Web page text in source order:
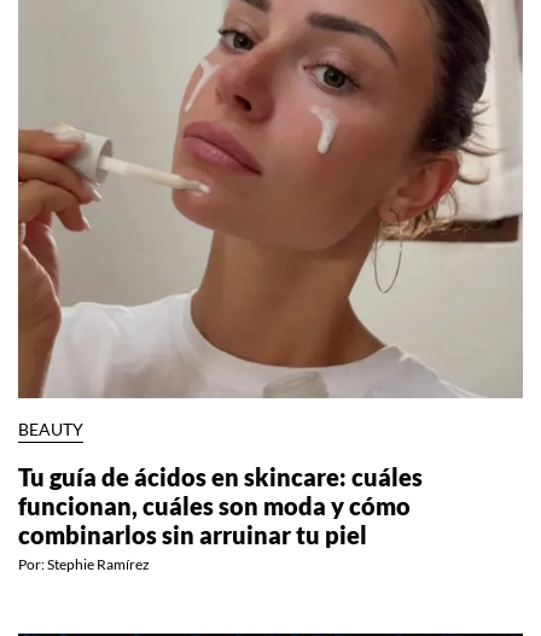
BEAUTY
Tu guía de ácidos en skincare: cuáles
funcionan, cuáles son moda y cómo
combinarlos sin arruinar tu piel
Por:Stephie Ramírez